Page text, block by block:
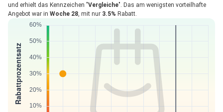
und erhielt das Kennzeichen "Vergleiche". Das am wenigsten vorteilhafte
Angebot war in Woche 28, mit nur 3.5% Rabatt.